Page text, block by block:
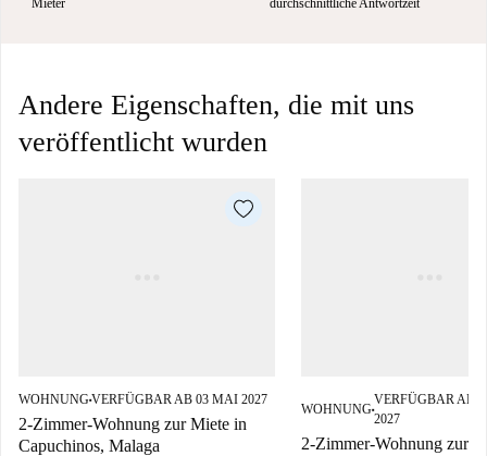
Mieter durchschnittliche Antwortzeit
Andere Eigenschaften, die mit uns
veröffentlicht wurden
WOHNUNG■VERFÜGBAR AB 03 MAI 2027
2-Zimmer-Wohnung zur Miete in
Capuchinos, Malaga
WOHNUNG■
VERFÜGBAR AB
2027
2-Zimmer-Wohnung zur